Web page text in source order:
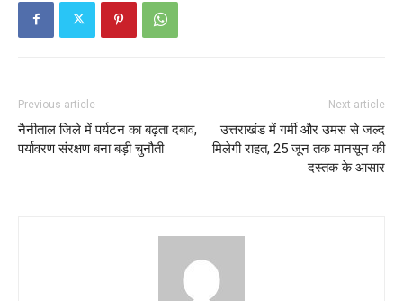
Previous article
नैनीताल जिले में पर्यटन का बढ़ता दबाव,
पर्यावरण संरक्षण बना बड़ी चुनौती
Next article
उत्तराखंड में गर्मी और उमस से जल्द
मिलेगी राहत, 25 जून तक मानसून की
दस्तक के आसार